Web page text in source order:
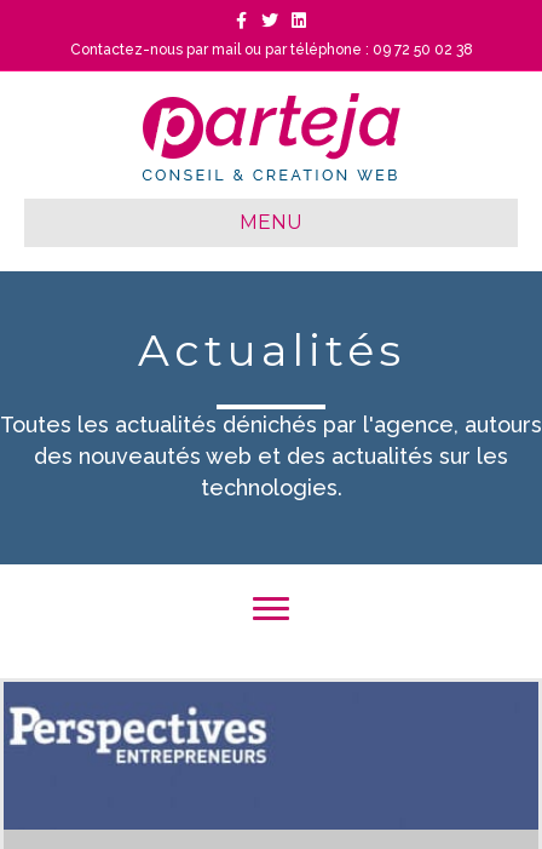
Facebook
TwitterLinkedin
Contactez-nous par mailou par téléphone : 09 72 50 02 38
MENU
Actualités
Toutes les actualités dénichés par l'agence, autours
des nouveautés web et des actualités sur les
technologies.